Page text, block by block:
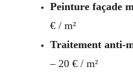
Peinture façade
€ / m²
Traitement anti-
– 20 € / m²